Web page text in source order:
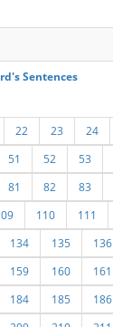
Sentences
22 23 24
51 52 53
81 82 83
110 111
134 135 136
159 160 161
184 185 186